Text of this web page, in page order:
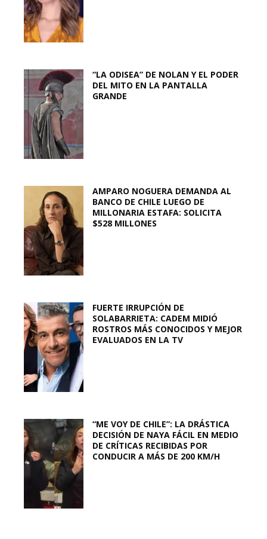
“LA ODISEA” DE NOLAN Y EL PODER
DEL MITO EN LA PANTALLA
GRANDE
AMPARO NOGUERA DEMANDA AL
BANCO DE CHILE LUEGO DE
MILLONARIA ESTAFA: SOLICITA
$528 MILLONES
FUERTE IRRUPCIÓN DE
SOLABARRIETA: CADEM MIDIÓ
ROSTROS MÁS CONOCIDOS Y MEJOR
EVALUADOS EN LA TV
“ME VOY DE CHILE”: LA DRÁSTICA
DECISIÓN DE NAYA FÁCIL EN MEDIO
DE CRÍTICAS RECIBIDAS POR
CONDUCIR A MÁS DE 200 KM/H